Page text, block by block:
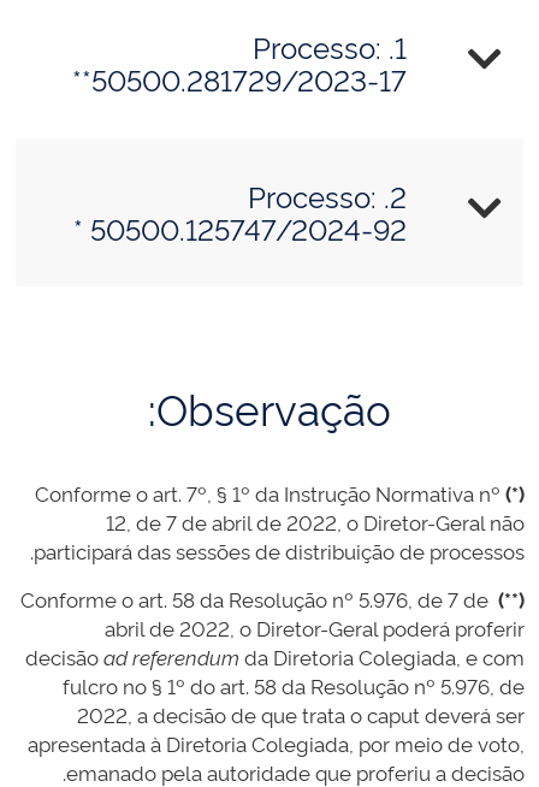
1. Processo:
50500.281729/2023-17**
2. Processo:
50500.125747/2024-92 *
Observação:
(*)
Conforme o art. 7º, § 1º da Instrução Normativa nº
12, de 7 de abril de 2022, o Diretor-Geral não
participará das sessões de distribuição de processos.
(**)
Conforme o art. 58 da Resolução nº 5.976, de 7 de
abril de 2022, o Diretor-Geral poderá proferir
decisãoad referendum da Diretoria Colegiada, e com
fulcro no § 1º do art. 58 da Resolução nº 5.976, de
2022, a decisão de que trata o caput deverá ser
apresentada à Diretoria Colegiada, por meio de voto,
emanado pela autoridade que proferiu a decisão.